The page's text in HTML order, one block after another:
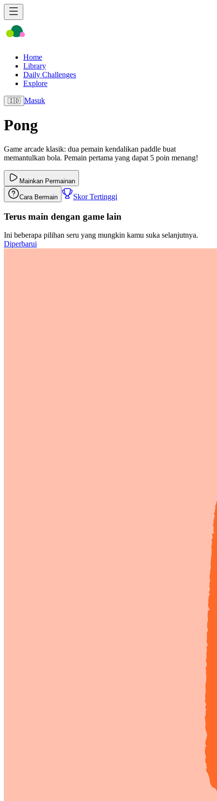
Home
Library
Daily Challenges
Explore
🇮🇩 Masuk
Pong
Game arcade klasik: dua pemain kendalikan paddle buat
memantulkan bola. Pemain pertama yang dapat 5 poin menang!
Mainkan Permainan
Cara Bermain Skor Tertinggi
Terus main dengan game lain
Ini beberapa pilihan seru yang mungkin kamu suka selanjutnya.
Diperbarui